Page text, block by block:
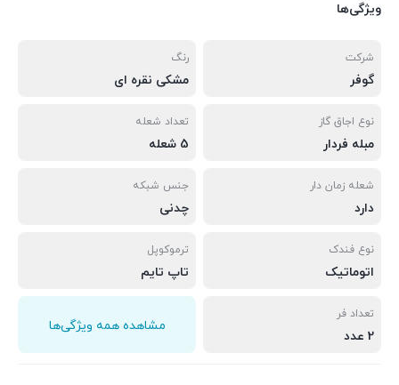
ویژگی‌ها
شرکت
گوفر
رنگ
مشکی نقره ای
نوع اجاق گاز
مبله فردار
تعداد شعله
5 شعله
شعله زمان دار
دارد
جنس شبکه
چدنی
نوع فندک
اتوماتیک
ترموکوپل
تاپ تایم
تعداد فر
2 عدد
مشاهده همه ویژگی‌ها